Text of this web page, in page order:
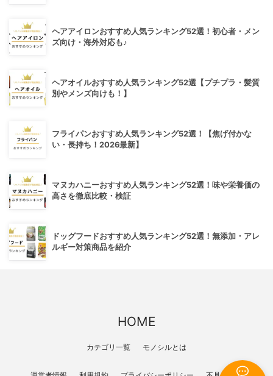
ヘアアイロンおすすめ人気ランキング52選！初心者・メン
ズ向け・海外対応も♪
ヘアオイルおすすめ人気ランキング52選【プチプラ・髪質
別やメンズ向けも！】
フライパンおすすめ人気ランキング52選！【焦げ付かな
い・長持ち！2026最新】
マヌカハニーおすすめ人気ランキング52選！味や栄養価の
高さを徹底比較・検証
ドッグフードおすすめ人気ランキング52選！無添加・アレ
ルギー対策商品を紹介
HOME
カテゴリ一覧 モノシルとは